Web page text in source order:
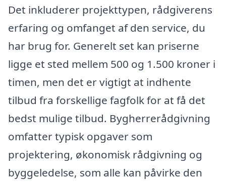
Det inkluderer projekttypen, rådgiverens
erfaring og omfanget af den service, du
har brug for. Generelt set kan priserne
ligge et sted mellem 500 og 1.500 kroner i
timen, men det er vigtigt at indhente
tilbud fra forskellige fagfolk for at få det
bedst mulige tilbud. Bygherrerådgivning
omfatter typisk opgaver som
projektering, økonomisk rådgivning og
byggeledelse, som alle kan påvirke den